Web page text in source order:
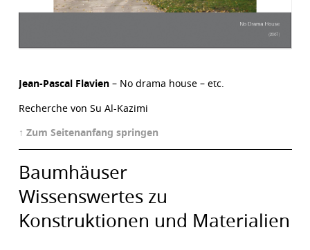
Jean-Pascal Flavien– No drama house – etc.
Recherche von Su Al-Kazimi
↑ Zum Seitenanfang springen
Baumhäuser
Wissenswertes zu
Konstruktionen und Materialien